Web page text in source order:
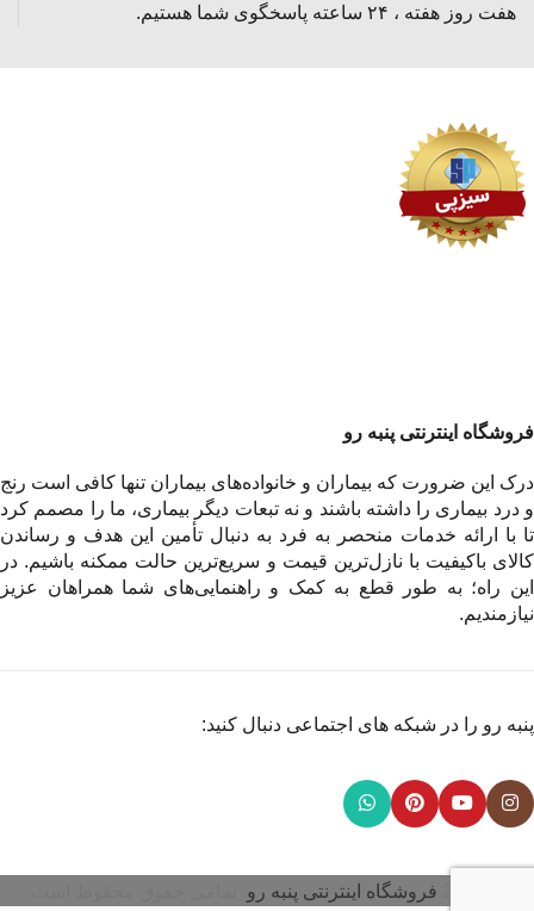
هفت روز هفته ، ۲۴ ساعته پاسخگوی شما هستیم.
فروشگاه اینترنتی پنبه رو
درک این ضرورت که بیماران و خانواده‌های بیماران تنها کافی است رنج
و درد بیماری را داشته باشند و نه تبعات دیگر بیماری، ما را مصمم کرد
تا با ارائه خدمات منحصر به فرد به دنبال تأمین این هدف و رساندن
کالای باکیفیت با نازل‌ترین قیمت و سریع‌ترین حالت ممکنه باشیم. در
این راه؛ به طور قطع به کمک و راهنمایی‌های شما همراهان عزیز
نیازمندیم.
پنبه رو را در شبکه های اجتماعی دنبال کنید:
فروشگاه اینترنتی پنبه رو